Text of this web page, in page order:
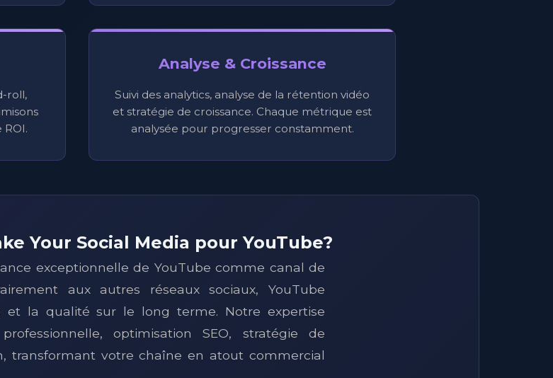
roll,
Analyse & Croissance
Suivi des analytics, analyse de la rétention vidéo
et stratégie de croissance. Chaque métrique est
analysée pour progresser constamment.
Your Social Media pour YouTube?
exceptionnelle de YouTube comme canal de
aux autres réseaux sociaux, YouTube
et la qualité sur le long terme. Notre expertise
optimisation SEO, stratégie de
transformant votre chaîne en atout commercial